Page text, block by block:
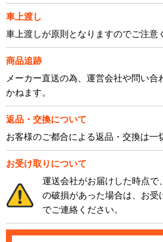
車上渡し
車上渡しが原則となりますのでご注意
商品追跡
メーカー直送の為、運営会社や問い
かねます。
返品・交換について
お客様のご都合による返品・交換は一
お受け取りについて
運送会社がお届けした時点で
の破損があった場合は、お受
でご連絡ください。